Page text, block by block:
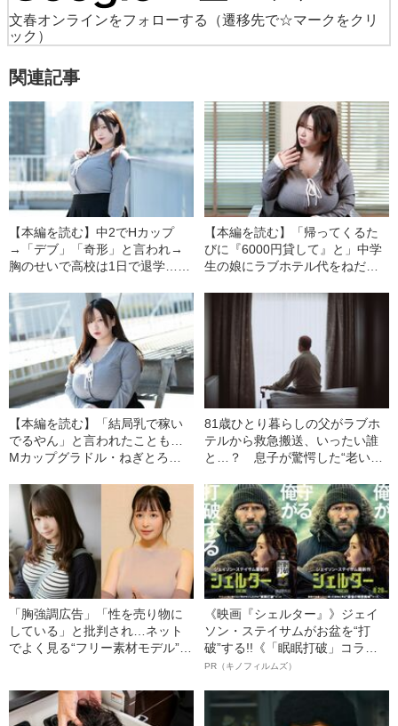
文春オンラインをフォローする
（遷移先で☆マークをクリ
ック）
関連記事
【本編を読む】中2でHカップ
→「デブ」「奇形」と言われ→
胸のせいで高校は1日で退学…バ
る胸を“さらしとガムテープ”でぐ
るぐる巻きにした学生時代
【本編を読む】「帰ってくるた
びに『6000円貸して』と」中学
生の娘にラブホテル代をねだ
貢ぐ母親…グラドル・ねぎとろ
まるが逃げるしかなかった“壮絶
な家庭環境”
【本編を読む】「結局乳で稼い
でるやん」と言われたことも…
Mカップグラドル・ねぎとろま
た“130cmの胸”を“自分の武器”に
変えられた理由
81歳ひとり暮らしの父がラブホ
テルから救急搬送、いったい誰
と…？ 息子が驚愕した“老いた
「胸強調広告」「性を売り物に
している」と批判され…ネット
でよく見る“フリー素材モデル”が
《映画『シェルター』》ジェイ
ソン・ステイサムがお盆を“打
破”する!!《「眠眠打破」コラ
ボ》
PR（キノフィルムズ）